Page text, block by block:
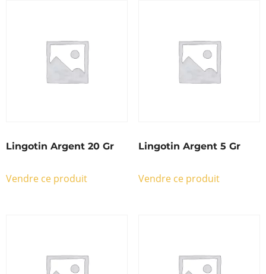
Lingotin Argent 20 Gr
Vendre ce produit
Lingotin Argent 5 Gr
Vendre ce produit